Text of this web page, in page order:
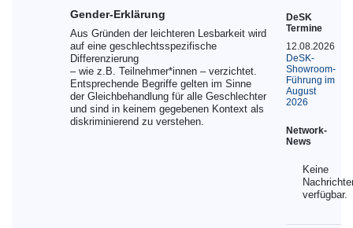
Gender-Erklärung
Aus Gründen der leichteren Lesbarkeit wird
auf eine geschlechtsspezifische
Differenzierung
– wie z.B. Teilnehmer*innen – verzichtet.
Entsprechende Begriffe gelten im Sinne
der Gleichbehandlung für alle Geschlechter
und sind in keinem gegebenen Kontext als
diskriminierend zu verstehen.
DeSK
Termine
12.08.2026
DeSK-
Showroom-
Führung im
August
2026
Network-
News
Keine
verfügbar.